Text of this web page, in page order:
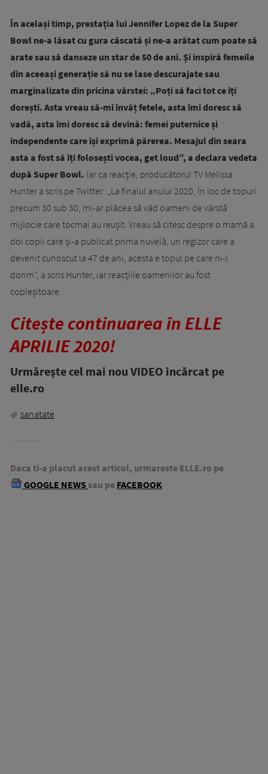
În același timp, prestația lui Jennifer Lopez de la Super
Bowl ne-a lăsat cu gura căscată și ne-a arătat cum poate să
arate sau să danseze un star de 50 de ani. Și inspiră femeile
din aceeași generație să nu se lase descurajate sau
marginalizate din pricina vârstei: „Poți să faci tot ce îți
dorești. Asta vreau să-mi învăț fetele, asta îmi doresc să
vadă, asta îmi doresc să devină: femei puternice și
independente care își exprimă părerea. Mesajul din seara
asta a fost să îți folosești vocea, get loud”, a declara vedeta
după Super Bowl. Iar ca reacție, producătorul TV Melissa
Hunter a scris pe Twitter: „La finalul anului 2020, în loc de topuri
precum 30 sub 30, mi-ar plăcea să văd oameni de vârstă
mijlocie care tocmai au reușit. Vreau să citesc despre o mamă a
doi copii care și-a publicat prima nuvelă, un regizor care a
devenit cunoscut la 47 de ani, acesta e topul pe care ni-l
dorim”, a scris Hunter, iar reacțiile oamenilor au fost
copleșitoare.
Citește continuarea în ELLE
APRILIE 2020!
Urmăreşte cel mai nou VIDEO incărcat pe
elle.ro
sanatate
Daca ti-a placut acest articol, urmareste ELLE.ro pe
GOOGLE NEWS sau pe FACEBOOK